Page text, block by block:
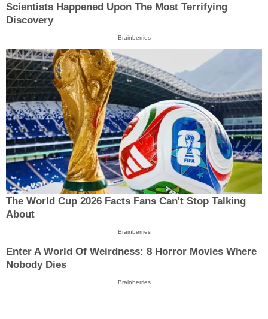
Scientists Happened Upon The Most Terrifying
Discovery
Brainberries
The World Cup 2026 Facts Fans Can't Stop Talking
About
Brainberries
Enter A World Of Weirdness: 8 Horror Movies Where
Nobody Dies
Brainberries